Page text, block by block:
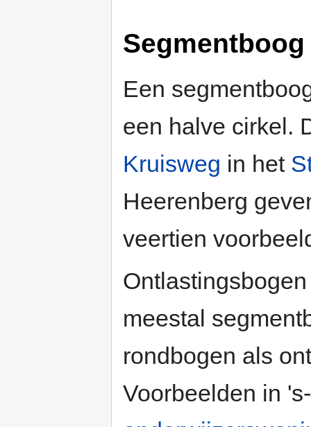
Segmentboog
Een
een halve cirkel.
Kruisweg in het
Heerenberg
veertien
meestal
rondbogen als
Voorbeelden in